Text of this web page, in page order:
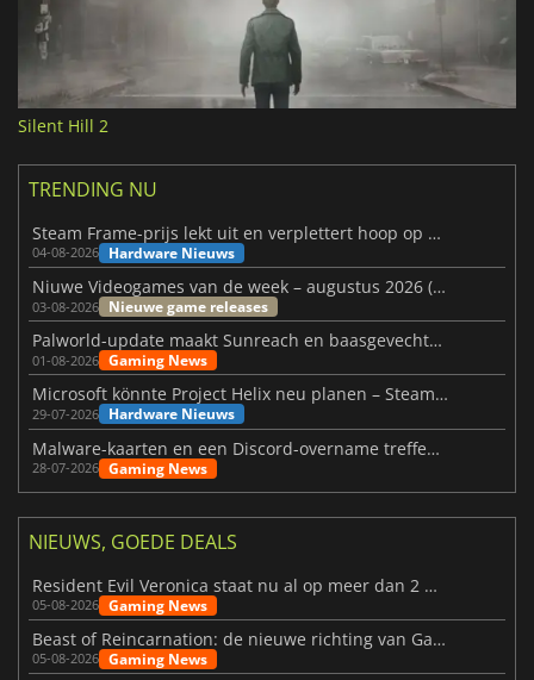
Silent Hill 2
TRENDING NU
Steam Frame-prijs lekt uit en verplettert hoop op betaalbare VR
04-08-2026 Hardware Nieuws
Niuwe Videogames van de week – augustus 2026 (week 32)
03-08-2026 Nieuwe game releases
Palworld-update maakt Sunreach en baasgevechten stabieler
01-08-2026 Gaming News
Microsoft könnte Project Helix neu planen – Steam-Support wackelt
29-07-2026 Hardware Nieuws
Malware-kaarten en een Discord-overname treffen Meccha Chameleon
28-07-2026 Gaming News
NIEUWS, GOEDE DEALS
Resident Evil Veronica staat nu al op meer dan 2 miljoen verlanglijstjes
05-08-2026 Gaming News
Beast of Reincarnation: de nieuwe richting van Game Freak
05-08-2026 Gaming News